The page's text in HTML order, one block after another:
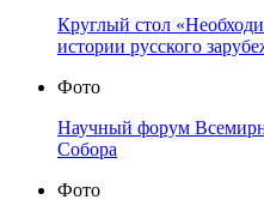
Круглый стол
истории русского
Фото
Научный форум
Собора
Фото